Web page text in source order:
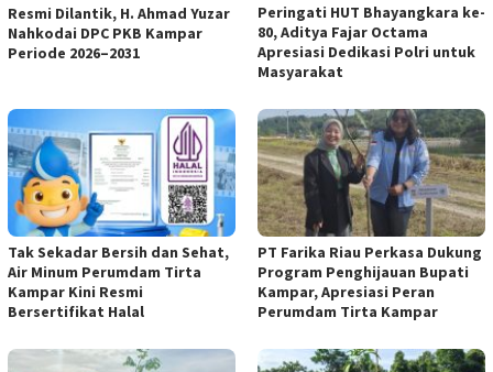
Resmi Dilantik, H. Ahmad Yuzar
Nahkodai DPC PKB Kampar
Periode 2026–2031
Peringati HUT Bhayangkara ke-
80, Aditya Fajar Octama
Apresiasi Dedikasi Polri untuk
Masyarakat
Tak Sekadar Bersih dan Sehat,
Air Minum Perumdam Tirta
Kampar Kini Resmi
Bersertifikat Halal
PT Farika Riau Perkasa Dukung
Program Penghijauan Bupati
Kampar, Apresiasi Peran
Perumdam Tirta Kampar